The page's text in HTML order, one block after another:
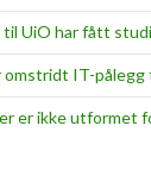
UiO har fått
IT-pålegg
er ikke utformet